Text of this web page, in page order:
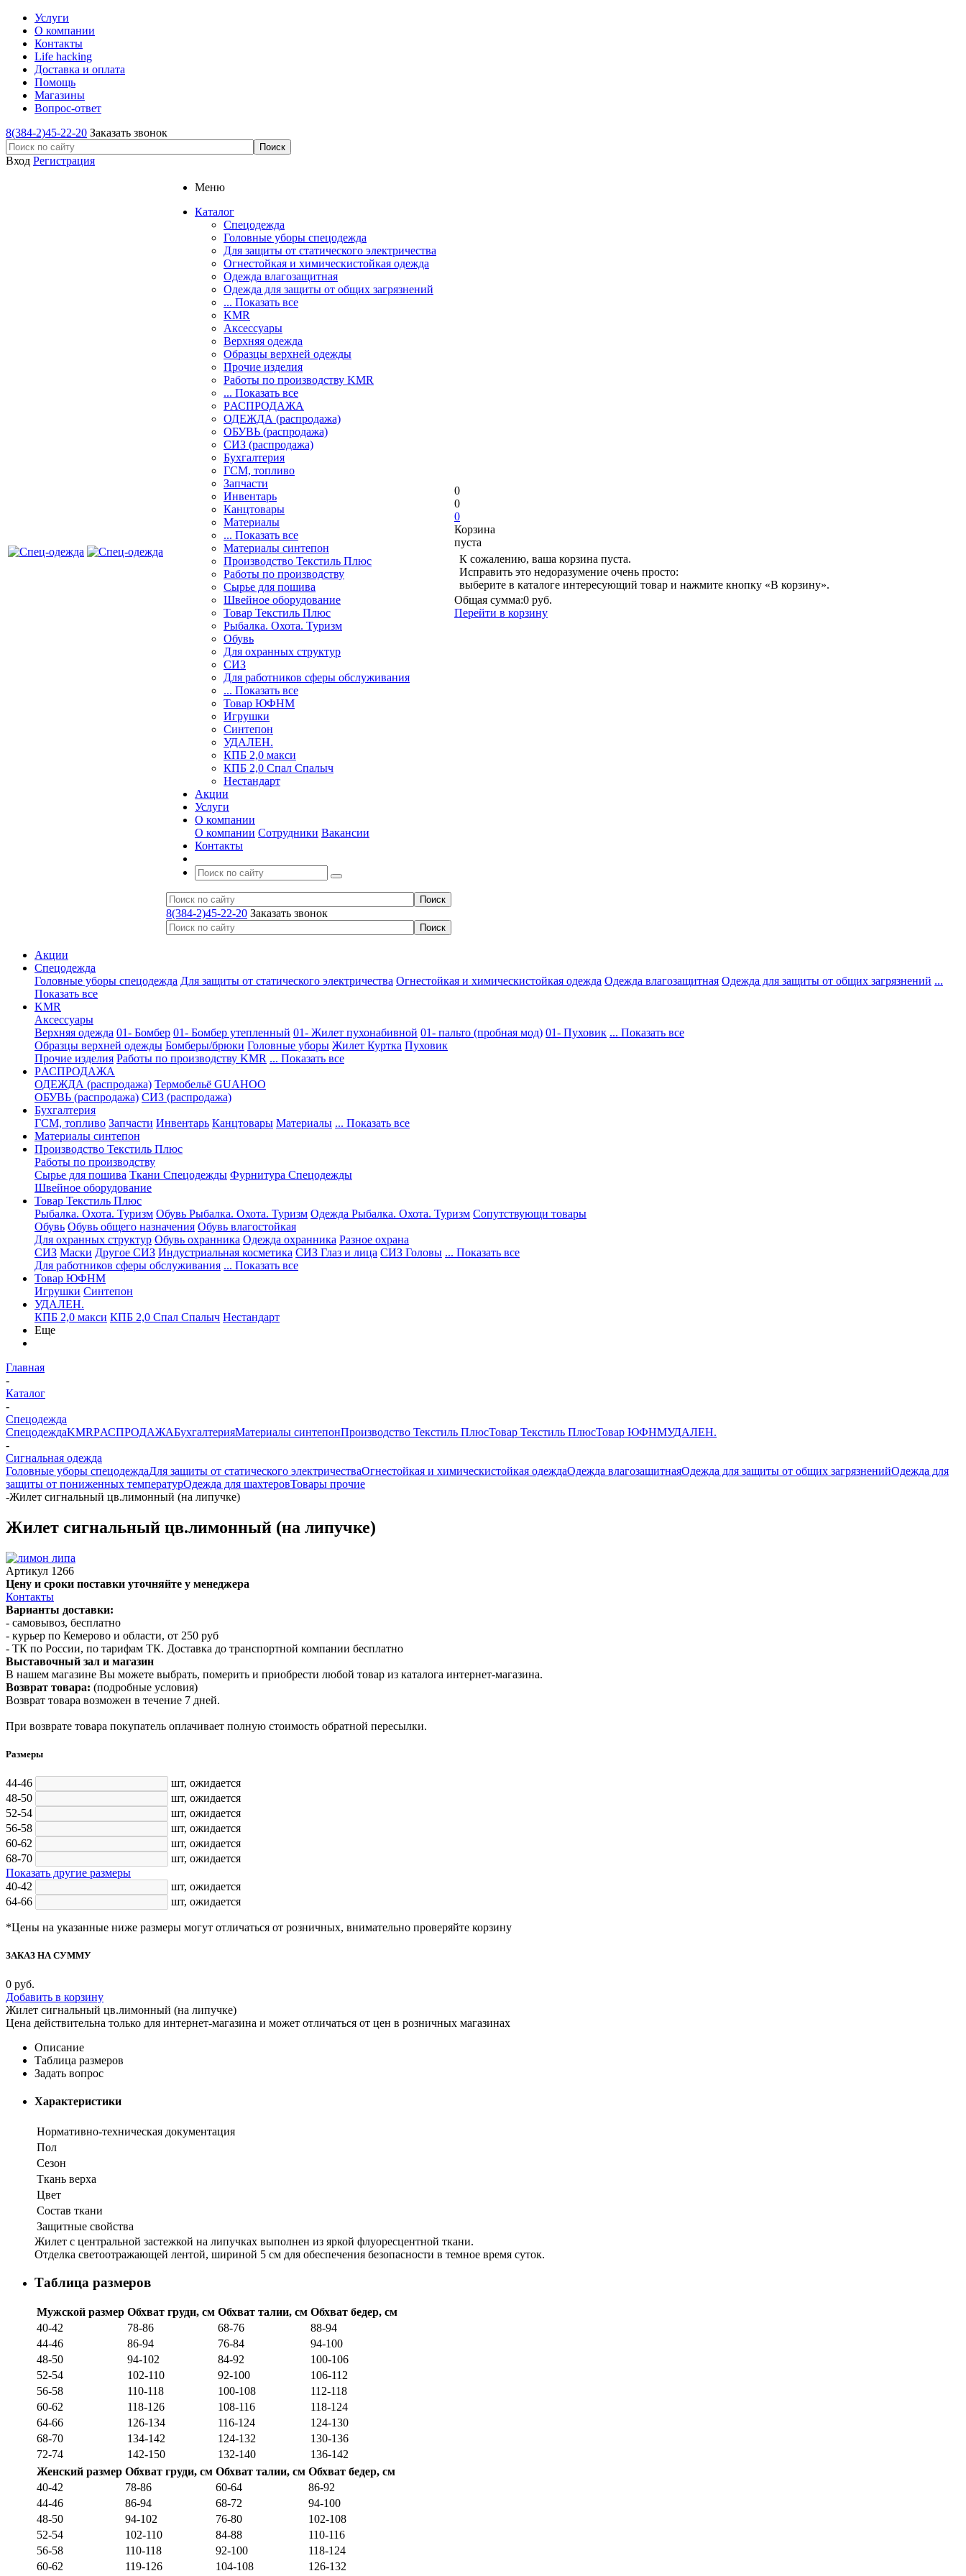
Услуги
О компании
Контакты
Life hacking
Доставка и оплата
Помощь
Магазины
Вопрос-ответ
8(384-2)45-22-20 Заказать звонок
Вход Регистрация
Меню
Каталог
Спецодежда
Головные уборы спецодежда
Для защиты от статического электричества
Огнестойкая и химическистойкая одежда
Одежда влагозащитная
Одежда для защиты от общих загрязнений
... Показать все
KMR
Аксессуары
Верхняя одежда
Образцы верхней одежды
Прочие изделия
Работы по производству KMR
... Показать все
PАСПРОДАЖА
ОДЕЖДА (распродажа)
ОБУВЬ (распродажа)
СИЗ (распродажа)
Бухгалтерия
ГСМ, топливо
Запчасти
Инвентарь
Канцтовары
Материалы
... Показать все
Материалы синтепон
Производство Текстиль Плюс
Работы по производству
Сырье для пошива
Швейное оборудование
Товар Текстиль Плюс
Рыбалка. Охота. Туризм
Обувь
Для охранных структур
СИЗ
Для работников сферы обслуживания
... Показать все
Товар ЮФНМ
Игрушки
Синтепон
УДАЛЕН.
КПБ 2,0 макси
КПБ 2,0 Спал Спалыч
Нестандарт
Акции
Услуги
О компании
О компании Сотрудники Вакансии
Контакты
8(384-2)45-22-20 Заказать звонок
0
0
0
Корзина
пуста
К сожалению, ваша корзина пуста.
Исправить это недоразумение очень просто:
выберите в каталоге интересующий товар и нажмите кнопку «В корзину».
Общая сумма:0 руб.
Перейти в корзину
Акции
Спецодежда
Головные уборы спецодежда Для защиты от статического электричества Огнестойкая и химическистойкая одежда Одежда влагозащитная Одежда для защиты от общих загрязнений ...
Показать все
KMR
Аксессуары
Верхняя одежда 01- Бомбер 01- Бомбер утепленный 01- Жилет пухонабивной 01- пальто (пробная мод) 01- Пуховик ... Показать все
Образцы верхней одежды Бомберы/брюки Головные уборы Жилет Куртка Пуховик
Прочие изделия Работы по производству KMR ... Показать все
PАСПРОДАЖА
ОДЕЖДА (распродажа) Термобельё GUAHOO
ОБУВЬ (распродажа) СИЗ (распродажа)
Бухгалтерия
ГСМ, топливо Запчасти Инвентарь Канцтовары Материалы ... Показать все
Материалы синтепон
Производство Текстиль Плюс
Работы по производству
Сырье для пошива Ткани Спецодежды Фурнитура Спецодежды
Швейное оборудование
Товар Текстиль Плюс
Рыбалка. Охота. Туризм Обувь Рыбалка. Охота. Туризм Одежда Рыбалка. Охота. Туризм Сопутствующи товары
Обувь Обувь общего назначения Обувь влагостойкая
Для охранных структур Обувь охранника Одежда охранника Разное охрана
СИЗ Маски Другое СИЗ Индустриальная косметика СИЗ Глаз и лица СИЗ Головы ... Показать все
Для работников сферы обслуживания ... Показать все
Товар ЮФНМ
Игрушки Синтепон
УДАЛЕН.
КПБ 2,0 макси КПБ 2,0 Спал Спалыч Нестандарт
Еще
Главная
-
Каталог
-
Спецодежда
СпецодеждаKMRPАСПРОДАЖАБухгалтерияМатериалы синтепонПроизводство Текстиль ПлюсТовар Текстиль ПлюсТовар ЮФНМУДАЛЕН.
-
Сигнальная одежда
Головные уборы спецодеждаДля защиты от статического электричестваОгнестойкая и химическистойкая одеждаОдежда влагозащитнаяОдежда для защиты от общих загрязненийОдежда для
защиты от пониженных температурОдежда для шахтеровТовары прочие
-Жилет сигнальный цв.лимонный (на липучке)
Жилет сигнальный цв.лимонный (на липучке)
Артикул 1266
Цену и сроки поставки уточняйте у менеджера
Контакты
Варианты доставки:
- самовывоз, бесплатно
- курьер по Кемерово и области, от 250 руб
- ТК по России, по тарифам ТК. Доставка до транспортной компании бесплатно
Выставочный зал и магазин
В нашем магазине Вы можете выбрать, померить и приобрести любой товар из каталога интернет-магазина.
Возврат товара: (подробные условия)
Возврат товара возможен в течение 7 дней.
При возврате товара покупатель оплачивает полную стоимость обратной пересылки.
Размеры
44-46 шт, ожидается
48-50
шт, ожидается
52-54
шт, ожидается
56-58
шт, ожидается
60-62
шт, ожидается
68-70
шт, ожидается
Показать другие размеры
40-42
шт, ожидается
64-66
шт, ожидается
*Цены на указанные ниже размеры могут отличаться от розничных, внимательно проверяйте корзину
ЗАКАЗ НА СУММУ
0 руб.
Добавить в корзину
Жилет сигнальный цв.лимонный (на липучке)
Цена действительна только для интернет-магазина и может отличаться от цен в розничных магазинах
Описание
Таблица размеров
Задать вопрос
Характеристики
Нормативно-техническая документация
Пол
Сезон
Ткань верха
Цвет
Состав ткани
Защитные свойства
Жилет с центральной застежкой на липучках выполнен из яркой флуоресцентной ткани.
Отделка светоотражающей лентой, шириной 5 см для обеспечения безопасности в темное время суток.
Таблица размеров
Мужской размер Обхват груди, см Обхват талии, см Обхват бедер, см
40-42
78-86 68-76
88-94
44-46
86-94 76-84
94-100
48-50
94-102 84-92
100-106
52-54
102-110 92-100
106-112
56-58
110-118 100-108
112-118
60-62
118-126 108-116
118-124
64-66
126-134 116-124
124-130
68-70
134-142 124-132
130-136
72-74
142-150 132-140
136-142
Женский размер Обхват груди, см Обхват талии, см Обхват бедер, см
40-42
78-86 60-64
86-92
44-46
86-94 68-72
94-100
48-50
94-102 76-80
102-108
52-54
102-110 84-88
110-116
56-58
110-118 92-100
118-124
60-62
119-126 104-108 126-132